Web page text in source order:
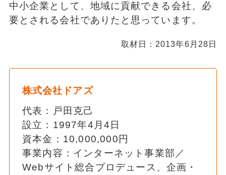
中小企業として、地域に貢献できる会社、必
要とされる会社でありたと思っています。
取材日：2013年6月28日
株式会社ドアズ
代表：戸田克己
設立：1997年4月4日
資本金：10,000,000円
事業内容：インターネット事業部／
Webサイト総合プロデュース、企画・